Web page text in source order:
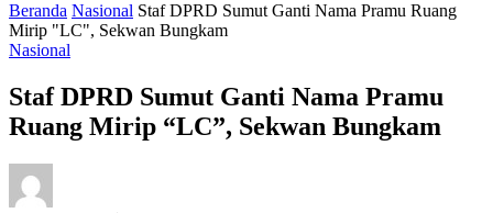
Beranda Nasional Staf DPRD Sumut Ganti Nama Pramu Ruang
Mirip "LC", Sekwan Bungkam
Nasional
Staf DPRD Sumut Ganti Nama Pramu
Ruang Mirip “LC”, Sekwan Bungkam